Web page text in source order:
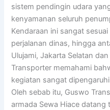
sistem pendingin udara
kenyamanan seluruh
Kendaraan ini sangat
perjalanan dinas, hingga
Ulujami, Jakarta Selatan
Transporter memahami
kegiatan sangat
Oleh sebab itu, Guswo
armada Sewa Hiace